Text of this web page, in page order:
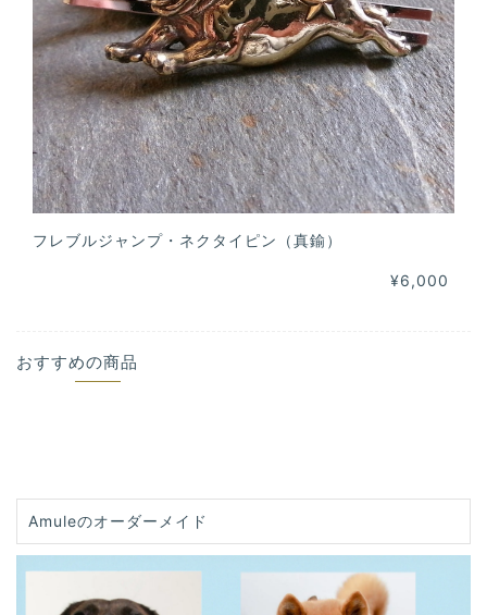
フレブルジャンプ・ネクタイピン（真鍮）
¥6,000
おすすめの商品
Amuleのオーダーメイド